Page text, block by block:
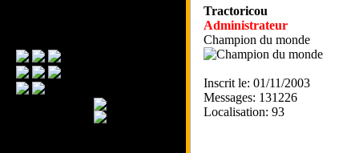
Tractoricou
Administrateur
Champion du monde
Inscrit le: 01/11/2003
Messages: 131226
Localisation: 93